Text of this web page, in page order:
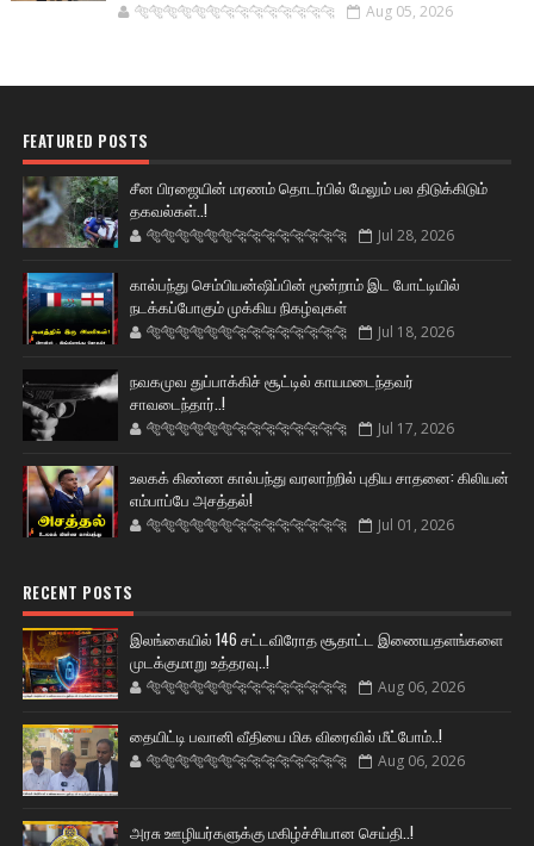
🐅🐅🐅🐅🐅🐅🐆🐆🐆🐆🐆🐆🐆🐆 Aug 05, 2026
FEATURED POSTS
சீன பிரஜையின் மரணம் தொடர்பில் மேலும் பல திடுக்கிடும்
தகவல்கள்..!
🐅🐅🐅🐅🐅🐅🐆🐆🐆🐆🐆🐆🐆🐆 Jul 28, 2026
கால்பந்து செம்பியன்ஷிப்பின் மூன்றாம் இட போட்டியில்
நடக்கப்போகும் முக்கிய நிகழ்வுகள்
🐅🐅🐅🐅🐅🐅🐆🐆🐆🐆🐆🐆🐆🐆 Jul 18, 2026
நவகமுவ துப்பாக்கிச் சூட்டில் காயமடைந்தவர்
சாவடைந்தார்..!
🐅🐅🐅🐅🐅🐅🐆🐆🐆🐆🐆🐆🐆🐆 Jul 17, 2026
உலகக் கிண்ண கால்பந்து வரலாற்றில் புதிய சாதனை: கிலியன்
எம்பாப்பே அசத்தல்!
🐅🐅🐅🐅🐅🐅🐆🐆🐆🐆🐆🐆🐆🐆 Jul 01, 2026
RECENT POSTS
இலங்கையில் 146 சட்டவிரோத சூதாட்ட இணையதளங்களை
முடக்குமாறு உத்தரவு..!
🐅🐅🐅🐅🐅🐅🐆🐆🐆🐆🐆🐆🐆🐆 Aug 06, 2026
தையிட்டி பவானி வீதியை மிக விரைவில் மீட்போம்..!
🐅🐅🐅🐅🐅🐅🐆🐆🐆🐆🐆🐆🐆🐆 Aug 06, 2026
அரசு ஊழியர்களுக்கு மகிழ்ச்சியான செய்தி..!